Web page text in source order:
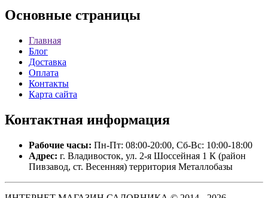
Основные страницы
Главная
Блог
Доставка
Оплата
Контакты
Карта сайта
Контактная информация
Рабочие часы: Пн-Пт: 08:00-20:00, Сб-Вс: 10:00-18:00
Адрес: г. Владивосток, ул. 2-я Шоссейная 1 К (район
Пивзавод, ст. Весенняя) территория Металлобазы